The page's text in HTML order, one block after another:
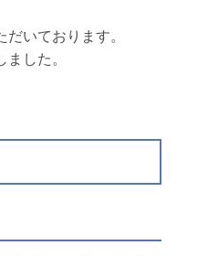
いております。
した。